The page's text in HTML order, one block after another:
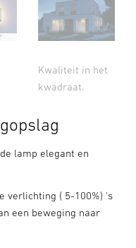
Kwaliteit in het
kwadraat.
lamp elegant en
verlichting ( 5-100%) 's
een beweging naar